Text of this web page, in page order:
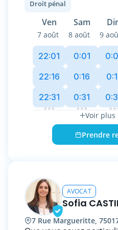
toutes les étapes de la
défense pénale solide,
stratégique minutieuse
Disponibilité
urgence : 0611595477
Le premier rendez-
Droit pénal
Ven Sam
7 août 8 août 9
22:01
22:16
22:31
0:01
0:16
0:31
Voir plus
Prendre
AVOCAT
Sofia
7 Rue Margueritte,